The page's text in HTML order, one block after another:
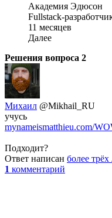
Академия Эдюсон
Fullstack-
11 месяцев
Далее
Решения вопроса 2
Михаил @Mikhail_RU
учусь
mynameismatthieu.com/
Подходит?
Ответ написан более трёх
1 комментарий